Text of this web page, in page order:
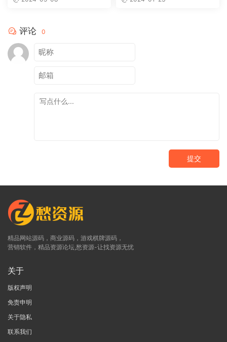
评论 0
提交
精品网站源码，商业源码，游戏棋牌源码，
营销软件，精品资源论坛,愁资源-让找资源无忧
关于
版权声明
免责申明
关于隐私
联系我们